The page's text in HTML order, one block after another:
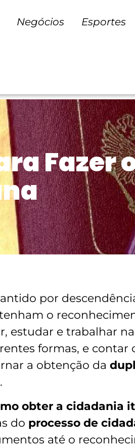
Negócios Esportes
Fazer
por
o
estudar e trabalhar
formas, e contar
a obtenção da
obter a cidadania
do processo de
até o